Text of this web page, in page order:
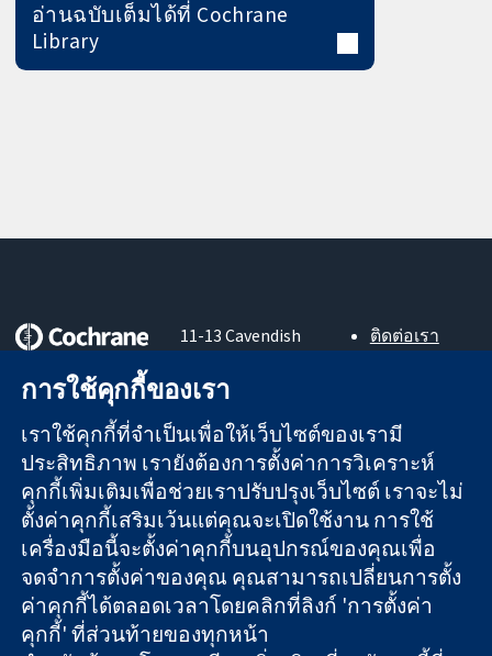
อ่านฉบับเต็มได้ที่ Cochrane
Library
หลักฐานที่เชื่อถือ
ได้
สู่การตัดสินใจ
อย่างมีข้อมูล
เพื่อสุขภาพที่ดีขึ้น
11-13 Cavendish
London
United Kingdom
ติดต่อเรา
About us
ตำแหน่งงาน
Cochrane
Library
The Cochrane Collaboration เป็นองค์กรการกุศล (เลขที่ 1045921)
และบริษัทจำกัดโดยการค้ำประกัน (เลขที่ 03044323) ที่จดทะเบียน
ในอังกฤษและเวลส์ หมายเลขจดทะเบียนภาษีมูลค่าเพิ่ม GB 718
การใช้คุกกี้ของเรา
เราใช้คุกกี้ที่จำเป็นเพื่อให้เว็บไซต์ของเรามี
ประสิทธิภาพ เรายังต้องการตั้งค่าการวิเคราะห์
คุกกี้เพิ่มเติมเพื่อช่วยเราปรับปรุงเว็บไซต์ เราจะไม่
ตั้งค่าคุกกี้เสริมเว้นแต่คุณจะเปิดใช้งาน การใช้
เครื่องมือนี้จะตั้งค่าคุกกี้บนอุปกรณ์ของคุณเพื่อ
จดจำการตั้งค่าของคุณ คุณสามารถเปลี่ยนการตั้ง
ค่าคุกกี้ได้ตลอดเวลาโดยคลิกที่ลิงก์ 'การตั้งค่า
คุกกี้' ที่ส่วนท้ายของทุกหน้า